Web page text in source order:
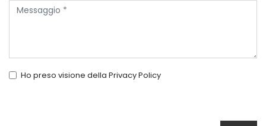
Ho preso visione della Privacy Policy